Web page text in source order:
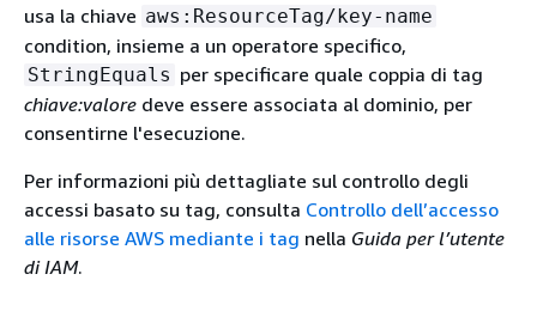
usa la chiave aws:ResourceTag/key-name
condition, insieme a un operatore specifico,
StringEquals per specificare quale coppia di tag
chiave:valore deve essere associata al dominio, per
consentirne l'esecuzione.
Per informazioni più dettagliate sul controllo degli
accessi basato su tag, consulta Controllo dell’accesso
alle risorse AWS mediante i tag nella Guida per l’utente
di IAM.